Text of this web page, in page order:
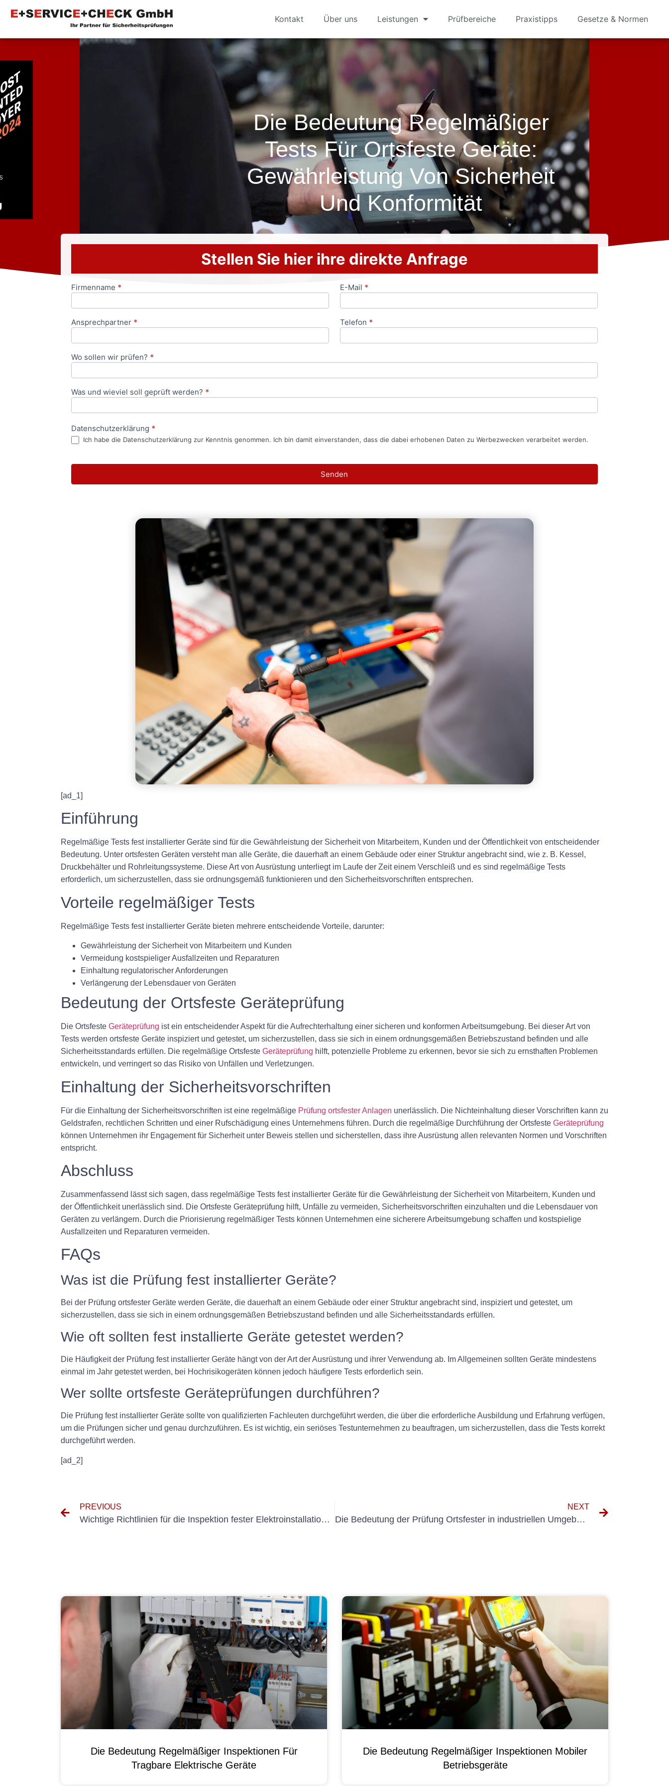
Kontakt Über uns Leistungen Prüfbereiche Praxistipps Gesetze & Normen
Die Bedeutung Regelmäßiger
Tests Für Ortsfeste Geräte:
Gewährleistung Von Sicherheit
Und Konformität
Stellen Sie hier ihre direkte Anfrage
Anfrageformular
Firmenname * E-Mail *
Ansprechpartner * Telefon *
Wo sollen wir prüfen? *
Was und wieviel soll geprüft werden? *
Datenschutzerklärung *
Ich habe die Datenschutzerklärung zur Kenntnis genommen. Ich bin damit einverstanden, dass die dabei erhobenen Daten zu Werbezwecken verarbeitet werden.
Senden
[ad_1]
Einführung
Regelmäßige Tests fest installierter Geräte sind für die Gewährleistung der Sicherheit von Mitarbeitern, Kunden und der Öffentlichkeit von entscheidender
Bedeutung. Unter ortsfesten Geräten versteht man alle Geräte, die dauerhaft an einem Gebäude oder einer Struktur angebracht sind, wie z. B. Kessel,
Druckbehälter und Rohrleitungssysteme. Diese Art von Ausrüstung unterliegt im Laufe der Zeit einem Verschleiß und es sind regelmäßige Tests
erforderlich, um sicherzustellen, dass sie ordnungsgemäß funktionieren und den Sicherheitsvorschriften entsprechen.
Vorteile regelmäßiger Tests
Regelmäßige Tests fest installierter Geräte bieten mehrere entscheidende Vorteile, darunter:
Gewährleistung der Sicherheit von Mitarbeitern und Kunden
Vermeidung kostspieliger Ausfallzeiten und Reparaturen
Einhaltung regulatorischer Anforderungen
Verlängerung der Lebensdauer von Geräten
Bedeutung der Ortsfeste Geräteprüfung
Die Ortsfeste Geräteprüfung ist ein entscheidender Aspekt für die Aufrechterhaltung einer sicheren und konformen Arbeitsumgebung. Bei dieser Art von
Tests werden ortsfeste Geräte inspiziert und getestet, um sicherzustellen, dass sie sich in einem ordnungsgemäßen Betriebszustand befinden und alle
Sicherheitsstandards erfüllen. Die regelmäßige Ortsfeste Geräteprüfung hilft, potenzielle Probleme zu erkennen, bevor sie sich zu ernsthaften Problemen
entwickeln, und verringert so das Risiko von Unfällen und Verletzungen.
Einhaltung der Sicherheitsvorschriften
Für die Einhaltung der Sicherheitsvorschriften ist eine regelmäßige Prüfung ortsfester Anlagen unerlässlich. Die Nichteinhaltung dieser Vorschriften kann zu
Geldstrafen, rechtlichen Schritten und einer Rufschädigung eines Unternehmens führen. Durch die regelmäßige Durchführung der Ortsfeste Geräteprüfung
können Unternehmen ihr Engagement für Sicherheit unter Beweis stellen und sicherstellen, dass ihre Ausrüstung allen relevanten Normen und Vorschriften
entspricht.
Abschluss
Zusammenfassend lässt sich sagen, dass regelmäßige Tests fest installierter Geräte für die Gewährleistung der Sicherheit von Mitarbeitern, Kunden und
der Öffentlichkeit unerlässlich sind. Die Ortsfeste Geräteprüfung hilft, Unfälle zu vermeiden, Sicherheitsvorschriften einzuhalten und die Lebensdauer von
Geräten zu verlängern. Durch die Priorisierung regelmäßiger Tests können Unternehmen eine sicherere Arbeitsumgebung schaffen und kostspielige
Ausfallzeiten und Reparaturen vermeiden.
FAQs
Was ist die Prüfung fest installierter Geräte?
Bei der Prüfung ortsfester Geräte werden Geräte, die dauerhaft an einem Gebäude oder einer Struktur angebracht sind, inspiziert und getestet, um
sicherzustellen, dass sie sich in einem ordnungsgemäßen Betriebszustand befinden und alle Sicherheitsstandards erfüllen.
Wie oft sollten fest installierte Geräte getestet werden?
Die Häufigkeit der Prüfung fest installierter Geräte hängt von der Art der Ausrüstung und ihrer Verwendung ab. Im Allgemeinen sollten Geräte mindestens
einmal im Jahr getestet werden, bei Hochrisikogeräten können jedoch häufigere Tests erforderlich sein.
Wer sollte ortsfeste Geräteprüfungen durchführen?
Die Prüfung fest installierter Geräte sollte von qualifizierten Fachleuten durchgeführt werden, die über die erforderliche Ausbildung und Erfahrung verfügen,
um die Prüfungen sicher und genau durchzuführen. Es ist wichtig, ein seriöses Testunternehmen zu beauftragen, um sicherzustellen, dass die Tests korrekt
durchgeführt werden.
[ad_2]
PREVIOUS
Wichtige Richtlinien für die Inspektion fester Elektroinstallationen
NEXT
Die Bedeutung der Prüfung Ortsfester in industriellen Umgebungen verstehen
Die Bedeutung Regelmäßiger Inspektionen Für
Tragbare Elektrische Geräte
Die Bedeutung Regelmäßiger Inspektionen Mobiler
Betriebsgeräte